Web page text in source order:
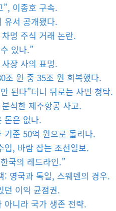
”, 이종호 구속.
유서 공개됐다.
명 주식 거래 논란.
있나.”
장 사의 표명.
조 원 중 35조 원 회복했다.
된다”더니 뒤로는 사면 청탁.
석한 제주항공 사고.
돈은 없나.
기준 50억 원으로 돌리나.
입, 바람 잡는 조선일보.
국의 레드라인.”
: 영국과 독일, 스웨덴의 경우.
던 이익 균점권.
아니라 국가 생존 전략.